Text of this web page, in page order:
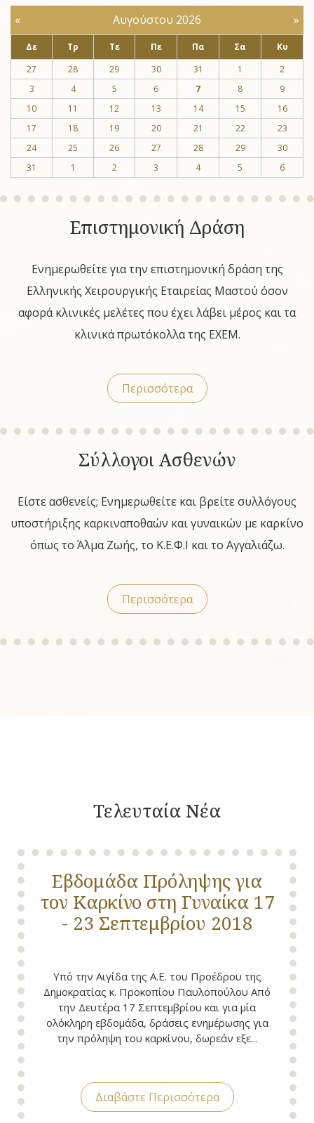
« Αυγούστου 2026 »
Δε Τρ Τε Πε Πα Σα
Κυ
27
28 29 30 31 1
2
3
4 5 6 7 8
9
10
11 12 13 14 15
16
17
18 19 20 21 22
23
24
25 26 27 28 29
30
31
1 2 3 4 5 6
Επιστημονική Δράση
Ενημερωθείτε για την επιστημονική δράση της
Ελληνικής Χειρουργικής Εταιρείας Μαστού όσον
αφορά κλινικές μελέτες που έχει λάβει μέρος και τα
κλινικά πρωτόκολλα της ΕΧΕΜ.
Περισσότερα
Σύλλογοι Ασθενών
Είστε ασθενείς; Ενημερωθείτε και βρείτε συλλόγους
υποστήριξης καρκιναποθαών και γυναικών με καρκίνο
όπως το Άλμα Ζωής, το Κ.Ε.Φ.Ι και το Αγγαλιάζω.
Περισσότερα
Τελευταία Νέα
Εβδομάδα Πρόληψης για
τον Καρκίνο στη Γυναίκα 17
- 23 Σεπτεμβρίου 2018
Υπό την Αιγίδα της Α.Ε. του Προέδρου της
Δημοκρατίας κ. Προκοπίου Παυλοπούλου Από
την Δευτέρα 17 Σεπτεμβρίου και για μία
ολόκληρη εβδομάδα, δράσεις ενημέρωσης για
την πρόληψη του καρκίνου, δωρεάν εξε...
Διαβάστε Περισσότερα